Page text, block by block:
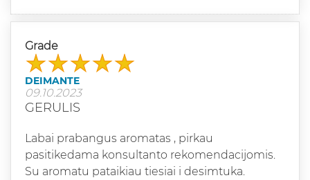
Grade
DEIMANTE
09.10.2023
GERULIS
Labai prabangus aromatas , pirkau
pasitikedama konsultanto rekomendacijomis.
Su aromatu pataikiau tiesiai i desimtuka.